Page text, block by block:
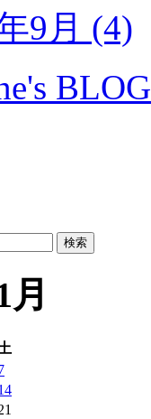
9月 (4)
BLOG